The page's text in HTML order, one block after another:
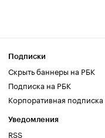
Подписки
Скрыть баннеры на РБК
Подписка на РБК
Корпоративная подписка
Уведомления
RSS